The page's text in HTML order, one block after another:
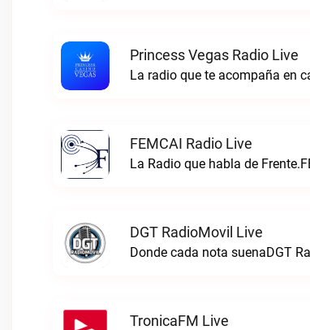
Princess Vegas Radio Live
La radio que te acompaña en
FEMCAI Radio Live
La Radio que habla de
DGT RadioMovil Live
Donde cada nota suenaDGT
TronicaFM Live